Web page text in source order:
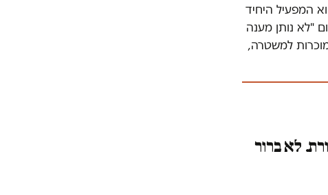
המפעיל היחיד
"לא נותן מענה
למשטרה,
לא ברור